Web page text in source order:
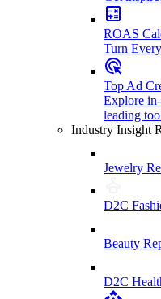
ROAS
Turn
Top Ad
Explore
leading
Industry Insight
Jewelry
D2C
Beauty
D2C